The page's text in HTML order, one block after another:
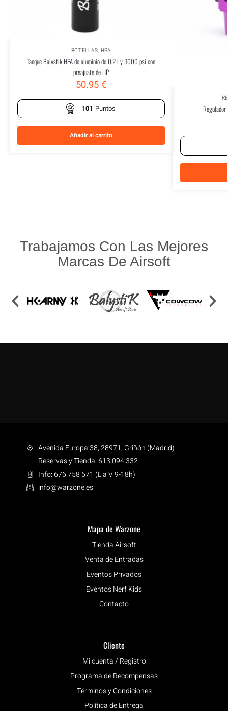
BOTELLAS, HPA
Tanque Balystik HPA de aluminio de 0,2 l y 3000 psi con
preajuste de HP
50.95€
101 Puntos
Añadir al carrito
Trabajamos Con Las Mejores
Marcas De Airsoft
Avenida Europa 38, 28971, Griñón (Madrid)
Reservas y Tienda: 613 094 332
Info: 676 758 571 (L a V 9-18h)
info@warzone.es
Mapa de Warzone
Tienda Airsoft
Venta de Entradas
Eventos Privados
Eventos Nerf Kids
Contacto
Cliente
Mi cuenta / Registro
Programa de Recompensas
Términos y Condiciones
Política de Entrega